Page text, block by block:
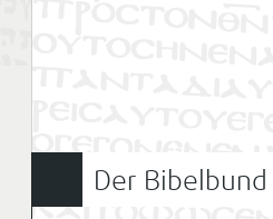
Der Bibelbund